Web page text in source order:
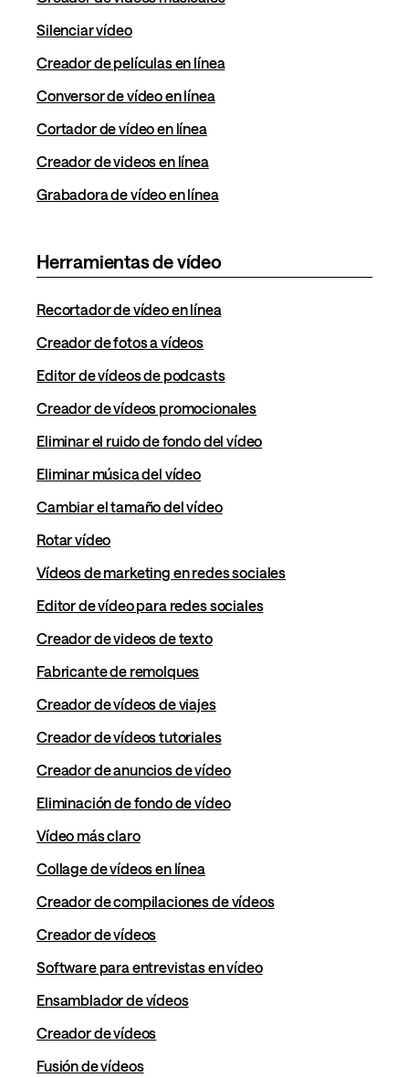
Silenciar vídeo
Creador de películas en línea
Conversor de vídeo en línea
Cortador de vídeo en línea
Creador de videos en línea
Grabadora de vídeo en línea
Herramientas de vídeo
Recortador de vídeo en línea
Creador de fotos a vídeos
Editor de vídeos de podcasts
Creador de vídeos promocionales
Eliminar el ruido de fondo del vídeo
Eliminar música del vídeo
Cambiar el tamaño del vídeo
Rotar vídeo
Vídeos de marketing en redes sociales
Editor de vídeo para redes sociales
Creador de videos de texto
Fabricante de remolques
Creador de vídeos de viajes
Creador de vídeos tutoriales
Creador de anuncios de vídeo
Eliminación de fondo de vídeo
Vídeo más claro
Collage de vídeos en línea
Creador de compilaciones de vídeos
Creador de vídeos
Software para entrevistas en vídeo
Ensamblador de vídeos
Creador de vídeos
Fusión de vídeos